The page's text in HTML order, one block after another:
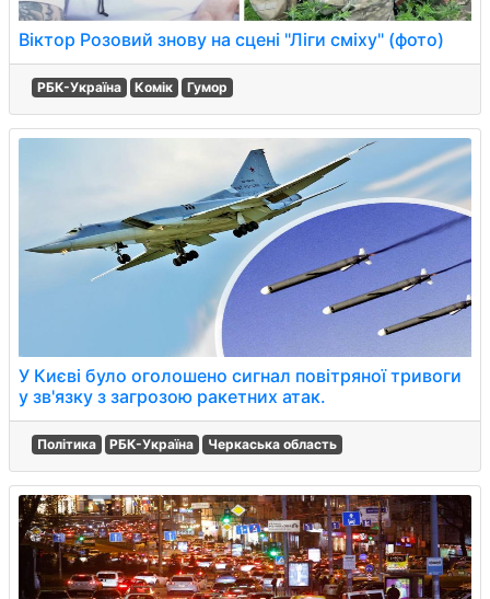
Віктор Розовий знову на сцені "Ліги сміху" (фото)
РБК-Україна Комік Гумор
У Києві було оголошено сигнал повітряної тривоги
у зв'язку з загрозою ракетних атак.
Політика РБК-Україна Черкаська область